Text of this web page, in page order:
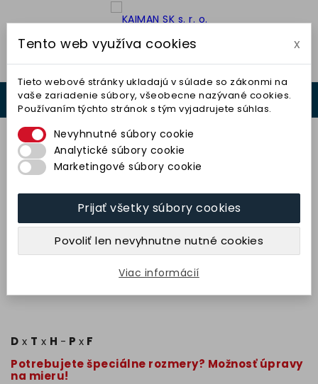
 

Kotúč s jednostranným vybraním
60x40x20-40x20 (98A80J9V50)
TYROLIT
D x T x H - P x F
Potrebujete špeciálne rozmery? Možnosť úpravy
na mieru!
Tento web využíva cookies x
Tieto webové stránky ukladajú v súlade so zákonmi na
vaše zariadenie súbory, všeobecne nazývané cookies.
Používaním týchto stránok s tým vyjadrujete súhlas.
Nevyhnutné súbory cookie
Analytické súbory cookie
Marketingové súbory cookie
Prijať všetky súbory cookies
Povoliť len nevyhnutne nutné cookies
Viac informácií